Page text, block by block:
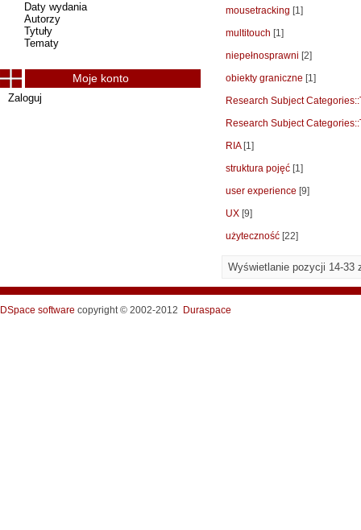
mousetracking [1]
multitouch [1]
niepełnosprawni [2]
obiekty graniczne [1]
Research Subject
Research Subject
RIA[1]
struktura pojęć [1]
user experience [9]
UX [9]
użyteczność [22]
Wyświetlanie pozycji 14-33
Daty wydania
Autorzy
Tytuły
Tematy
Moje konto
Zaloguj
DSpace software copyright © 2002-2012 Duraspace